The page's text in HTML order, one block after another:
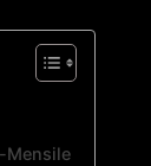
Mensile